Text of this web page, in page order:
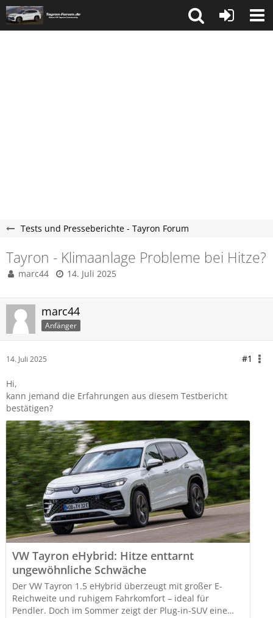
Tests und Presseberichte - Tayron Forum
Tayron - Klimaanlage Probleme bei Hitze?
marc44 14. Juli 2025
marc44
Anfänger
14. Juli 2025 #1
Hi,
kann jemand die Erfahrungen aus diesem Testbericht
bestätigen?
VW Tayron eHybrid: Hitze enttarnt
ungewöhnliche Schwäche
Der VW Tayron 1.5 eHybrid überzeugt mit großer E-
Reichweite und ruhigem Fahrkomfort – ideal für
Pendler. Doch im Sommer zeigt der Plug-in-SUV eine…